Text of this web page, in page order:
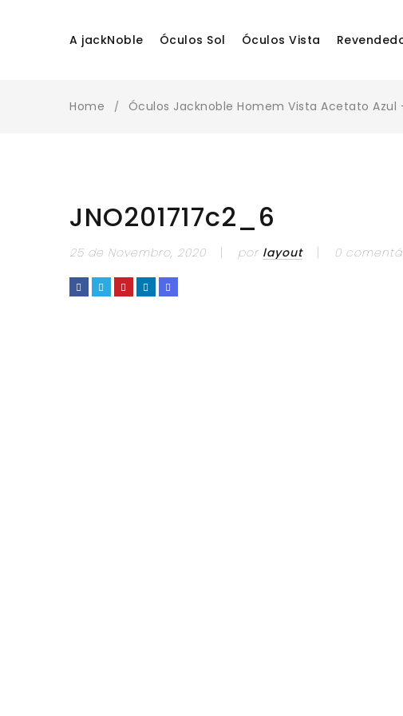
A jackNoble Óculos Sol Óculos Vista
Home / Óculos Jacknoble Homem Vista Acetato Azul -
JNO201717c2_6
25 de Novembro, 2020 por layout 0